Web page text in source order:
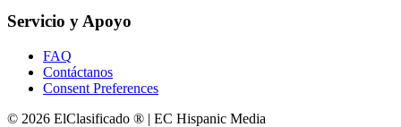
Servicio y Apoyo
FAQ
Contáctanos
Consent Preferences
© 2026 ElClasificado ® | EC Hispanic Media